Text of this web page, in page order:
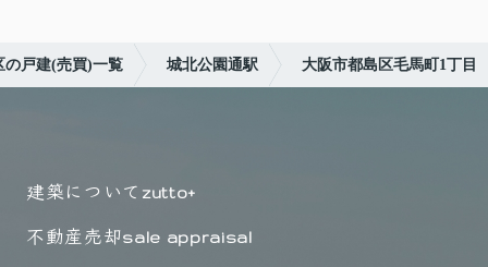
の戸建(売買)一覧 城北公園通駅 大阪市都島区毛馬町1丁目
建築について zutto+
不動産売却sale appraisal